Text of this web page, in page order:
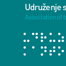
Udruženje
Association of